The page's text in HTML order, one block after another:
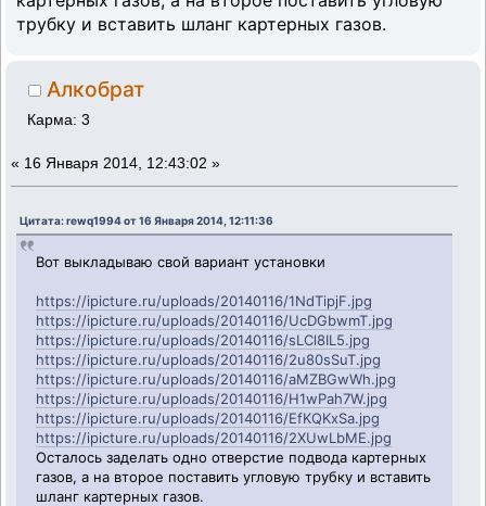
трубку и вставить шланг картерных газов.
Алкобрат
Карма: 3
« 16 Января 2014, 12:43:02 »
Цитата: rewq1994 от 16 Января 2014, 12:11:36
Вот выкладываю свой вариант установки
https://ipicture.ru/uploads/20140116/1NdTipjF.jpg
https://ipicture.ru/uploads/20140116/UcDGbwmT.jpg
https://ipicture.ru/uploads/20140116/sLCl8IL5.jpg
https://ipicture.ru/uploads/20140116/2u80sSuT.jpg
https://ipicture.ru/uploads/20140116/aMZBGwWh.jpg
https://ipicture.ru/uploads/20140116/H1wPah7W.jpg
https://ipicture.ru/uploads/20140116/EfKQKxSa.jpg
https://ipicture.ru/uploads/20140116/2XUwLbME.jpg
Осталось заделать одно отверстие подвода картерных
газов, а на второе поставить угловую трубку и вставить
шланг картерных газов.